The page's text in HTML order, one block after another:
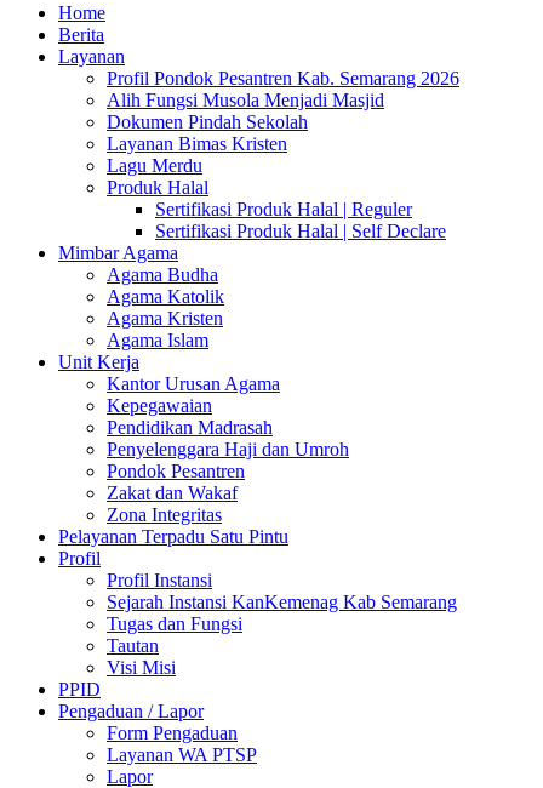
Home
Berita
Layanan
Profil Pondok Pesantren Kab. Semarang 2026
Alih Fungsi Musola Menjadi Masjid
Dokumen Pindah Sekolah
Layanan Bimas Kristen
Lagu Merdu
Produk Halal
Sertifikasi Produk Halal | Reguler
Sertifikasi Produk Halal | Self Declare
Mimbar Agama
Agama Budha
Agama Katolik
Agama Kristen
Agama Islam
Unit Kerja
Kantor Urusan Agama
Kepegawaian
Pendidikan Madrasah
Penyelenggara Haji dan Umroh
Pondok Pesantren
Zakat dan Wakaf
Zona Integritas
Pelayanan Terpadu Satu Pintu
Profil
Profil Instansi
Sejarah Instansi KanKemenag Kab Semarang
Tugas dan Fungsi
Tautan
Visi Misi
PPID
Pengaduan / Lapor
Form Pengaduan
Layanan WA PTSP
Lapor